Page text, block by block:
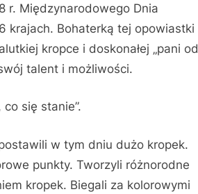
r. Międzynarodowego Dnia
krajach. Bohaterką tej opowiastki
kropce i doskonałej „pani od
talent i możliwości.
się stanie”.
w tym dniu dużo kropek.
punkty. Tworzyli różnorodne
kropek. Biegali za kolorowymi